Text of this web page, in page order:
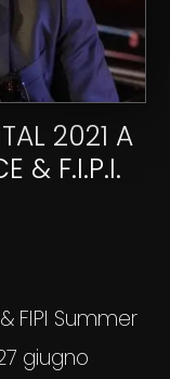
2021 A
& F.I.P.I.
FIPI Summer
giugno